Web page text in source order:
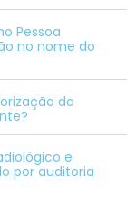
Pessoa
no nome do
do
e
por auditoria